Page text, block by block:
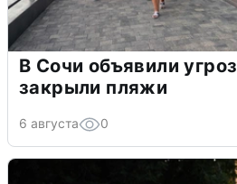
В Сочи объявили
закрыли пляжи
6 августа 0